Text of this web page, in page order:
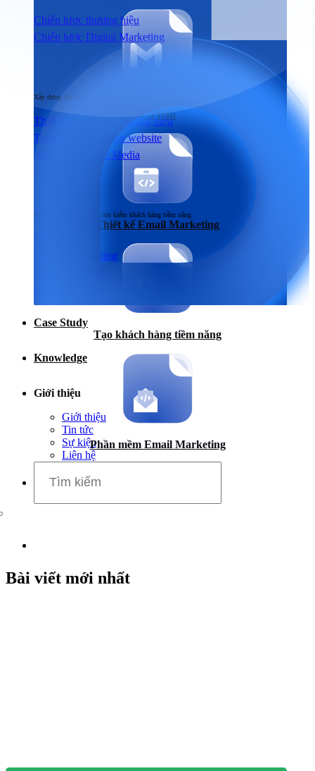
Chiến lược thương hiệu
Chiến lược Digital Marketing
Xây dựng
Xây dựng trải nghiệm người dùng đầu cuối tương tác với sản phẩm & dịch vụ
Thiết kế nhận diện thương hiệu
Thiết kế & Lập trình website
Xây dựng Social Media
Phát triển thương hiệu, tìm kiếm khách hàng tiềm năng
Content Marketing
Quảng cáo trả phí
Dịch vụ chăm sóc website
Case Study
Knowledge
Giới thiệu
Giới thiệu
Tin tức
Sự kiện
Liên hệ
Cơ bản
Thiết kế Email Marketing
Tạo khách hàng tiềm năng
Phần mềm Email Marketing
Bài viết mới nhất